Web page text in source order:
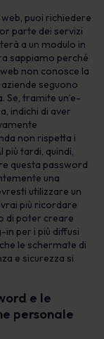
puoi richiedere
parte dei servizi
a un modulo in
sappiamo perché
non conosce la
seguono
Se, tramite un’e-
indichi di aver
non rispetta i
tardi, quindi,
questa password
una
utilizzare un
più ricordare
di poter creare
in per i più diffusi
le schermate di
e sicurezza si
e le
personale